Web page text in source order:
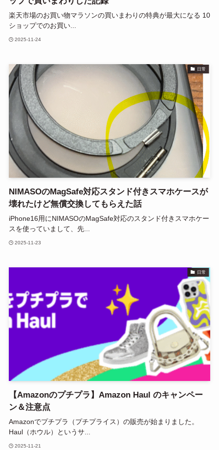
楽天市場のお買い物マラソンの買いまわりの特典が最大になる 10
ショップでのお買い...
2025-11-24
日常
NIMASOのMagSafe対応スタンド付きスマホケースが
壊れたけど無償交換してもらえた話
iPhone16用にNIMASOのMagSafe対応のスタンド付きスマホケー
スを使っていまして、先...
2025-11-23
日常
【Amazonのプチプラ】Amazon Haul のキャンペー
ン＆注意点
Amazonでプチプラ（プチプライス）の販売が始まりました。
Haul（ホウル）というサ...
2025-11-21